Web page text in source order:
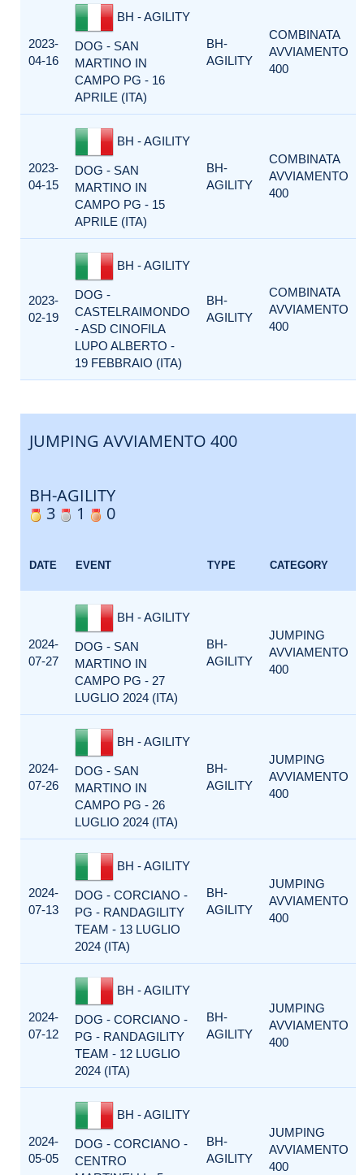
2023-
04-16
BH - AGILITY
DOG - SAN
MARTINO IN
CAMPO PG - 16
APRILE (ITA)
BH-
AGILITY
COMBINATA
AVVIAMENTO
400
2023-
04-15
BH - AGILITY
DOG - SAN
MARTINO IN
CAMPO PG - 15
APRILE (ITA)
BH-
AGILITY
COMBINATA
AVVIAMENTO
400
2023-
02-19
BH - AGILITY
DOG -
CASTELRAIMONDO
- ASD CINOFILA
LUPO ALBERTO -
19 FEBBRAIO (ITA)
BH-
AGILITY
COMBINATA
AVVIAMENTO
400
JUMPING AVVIAMENTO 400
BH-AGILITY
3
1 0
DATE EVENT TYPE CATEGORY
2024-
07-27
BH - AGILITY
DOG - SAN
MARTINO IN
CAMPO PG - 27
LUGLIO 2024 (ITA)
BH-
AGILITY
JUMPING
AVVIAMENTO
400
2024-
07-26
BH - AGILITY
DOG - SAN
MARTINO IN
CAMPO PG - 26
LUGLIO 2024 (ITA)
BH-
AGILITY
JUMPING
AVVIAMENTO
400
2024-
07-13
BH - AGILITY
DOG - CORCIANO -
PG - RANDAGILITY
TEAM - 13 LUGLIO
2024 (ITA)
BH-
AGILITY
JUMPING
AVVIAMENTO
400
2024-
07-12
BH - AGILITY
DOG - CORCIANO -
PG - RANDAGILITY
TEAM - 12 LUGLIO
2024 (ITA)
BH-
AGILITY
JUMPING
AVVIAMENTO
400
2024-
05-05
BH - AGILITY
DOG - CORCIANO -
CENTRO
BH-
AGILITY
JUMPING
AVVIAMENTO
400